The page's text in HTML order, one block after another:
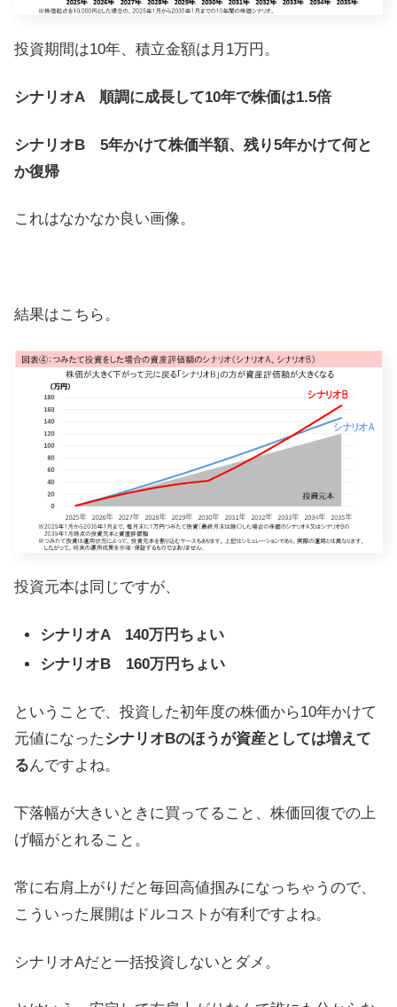
投資期間は10年、積立金額は月1万円。
シナリオA 順調に成長して10年で株価は1.5倍
シナリオB 5年かけて株価半額、残り5年かけて何と
か復帰
これはなかなか良い画像。
結果はこちら。
投資元本は同じですが、
シナリオA 140万円ちょい
シナリオB 160万円ちょい
ということで、投資した初年度の株価から10年かけて
元値になったシナリオBのほうが資産としては増えて
るんですよね。
下落幅が大きいときに買ってること、株価回復での上
げ幅がとれること。
常に右肩上がりだと毎回高値掴みになっちゃうので、
こういった展開はドルコストが有利ですよね。
シナリオAだと一括投資しないとダメ。